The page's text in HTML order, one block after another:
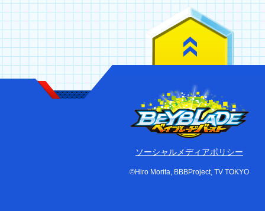
ソーシャルメディアポリシー
©Hiro Morita, BBBProject, TV TOKYO